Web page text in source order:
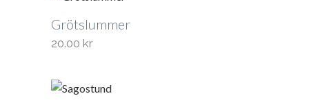
Grötslummer
20.00 kr